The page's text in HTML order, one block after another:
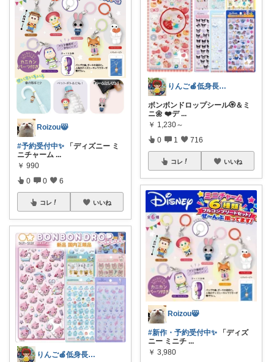
Roizou😸
#予約受付中✨ 「ディズニー ミ
ニチャーム ...
￥ 990
0 0 6
コレ いいね
りんご🍎低身長ママ👖＆キッズアイテム
りんご🍎低身長ママ👖＆キッズアイテム
ボンボンドロップシール🏵️＆ミ
ニ🌼 ❤️デ ...
￥ 1,230～
0 1 716
コレ いいね
Roizou😸
#新作・予約受付中✨ 「ディズ
ニー ミニチ ...
￥ 3,980